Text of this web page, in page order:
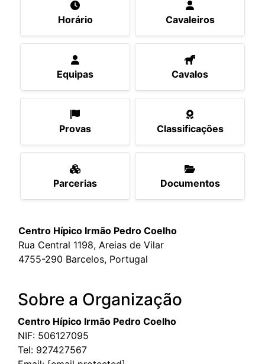
Horário Cavaleiros
Equipas Cavalos
Provas Classificações
Parcerias Documentos
Centro Hípico Irmão Pedro Coelho
Rua Central 1198, Areias de Vilar
4755-290 Barcelos, Portugal
Sobre a Organização
Centro Hípico Irmão Pedro Coelho
NIF: 506127095
Tel: 927427567